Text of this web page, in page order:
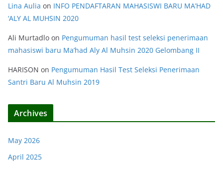
Lina Aulia on INFO PENDAFTARAN MAHASISWI BARU MA’HAD
‘ALY AL MUHSIN 2020
Ali Murtadlo on Pengumuman hasil test seleksi penerimaan
mahasiswi baru Ma’had Aly Al Muhsin 2020 Gelombang II
HARISON on Pengumuman Hasil Test Seleksi Penerimaan
Santri Baru Al Muhsin 2019
Archives
May 2026
April 2025